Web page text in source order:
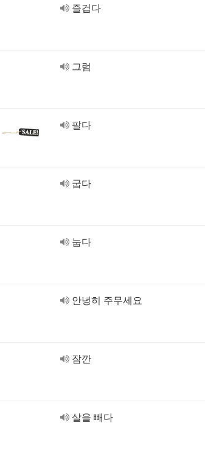
즐겁다
그럼
팔다
굽다
눕다
안녕히 주무세요
잠깐
살을 빼다